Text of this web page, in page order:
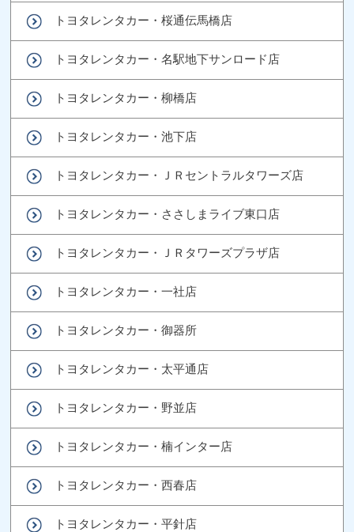
トヨタレンタカー・桜通伝馬橋店
トヨタレンタカー・名駅地下サンロード店
トヨタレンタカー・柳橋店
トヨタレンタカー・池下店
トヨタレンタカー・ＪＲセントラルタワーズ店
トヨタレンタカー・ささしまライブ東口店
トヨタレンタカー・ＪＲタワーズプラザ店
トヨタレンタカー・一社店
トヨタレンタカー・御器所
トヨタレンタカー・太平通店
トヨタレンタカー・野並店
トヨタレンタカー・楠インター店
トヨタレンタカー・西春店
トヨタレンタカー・平針店